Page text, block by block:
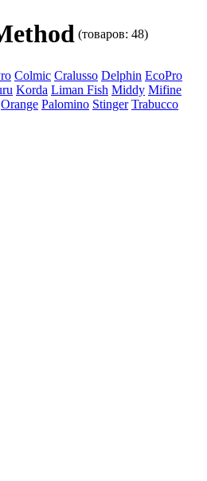
(товаров: 48)
Colmic Cralusso Delphin EcoPro
Korda Liman Fish Middy Mifine
Orange Palomino Stinger Trabucco